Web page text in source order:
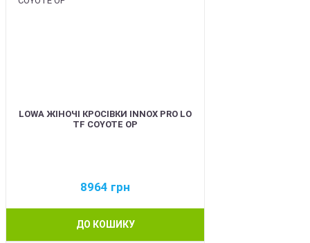
LOWA ЖІНОЧІ КРОСІВКИ INNOX PRO LO
TF COYOTE OP
8964 грн
ДО КОШИКУ